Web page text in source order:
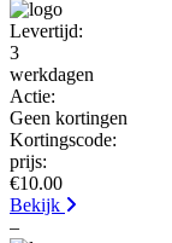
Levertijd:
3
werkdagen
Actie:
Geen kortingen
Kortingscode:
prijs:
€10.00
Bekijk
–